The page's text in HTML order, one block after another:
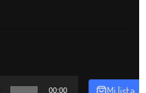
00:00